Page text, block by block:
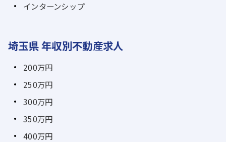
インターンシップ
埼玉県 年収別不動産求人
200万円
250万円
300万円
350万円
400万円